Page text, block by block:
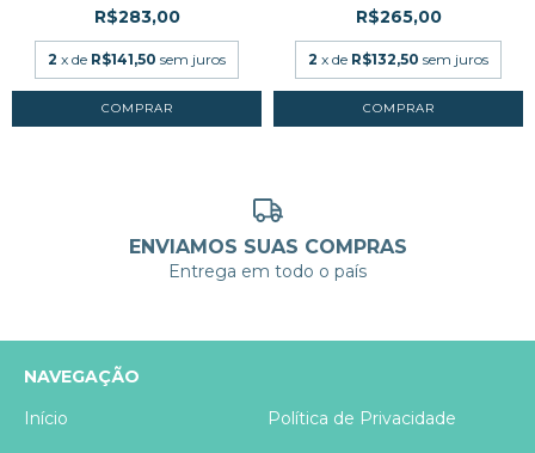
R$283,00
2 x de R$141,50 sem juros
R$265,00
2 x de R$132,50 sem juros
ENVIAMOS SUAS COMPRAS
Entrega em todo o país
NAVEGAÇÃO
Início
Política de Privacidade